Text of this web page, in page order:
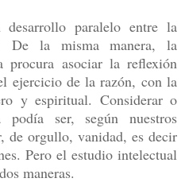
paralelo entre la
De la misma manera, la
procura asociar la reflexión
ejercicio de la razón, con la
y espiritual. Considerar o
ser, según nuestros
de orgullo, vanidad, es decir
Pero el estudio intelectual
maneras.